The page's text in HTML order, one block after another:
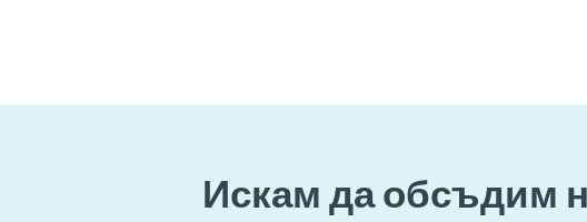
Искам да обсъдим